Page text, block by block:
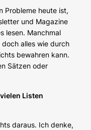
Probleme heute ist,
und Magazine
lesen. Manchmal
doch alles wie durch
bewahren kann.
Sätzen oder
Listen
daraus. Ich denke,